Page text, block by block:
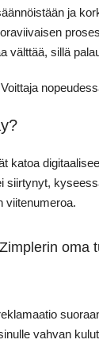
ja
välttää, sillä
katoa
siirtynyt,
viitenumeroa.
oma
vahvan